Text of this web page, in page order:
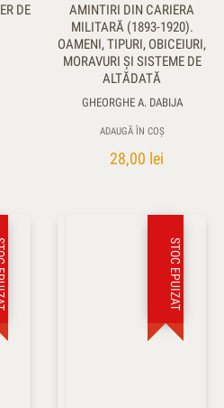
DE
AMINTIRI DIN CARIERA
MILITARĂ (1893-1920).
OAMENI, TIPURI, OBICEIURI,
MORAVURI ŞI SISTEME DE
ALTĂDATĂ
GHEORGHE A. DABIJA
ADAUGĂ ÎN COȘ
28,00 lei
STOC EPUIZAT